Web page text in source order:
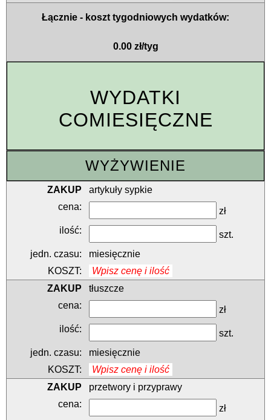
Łącznie - koszt tygodniowych wydatków:
0.00 zł/tyg
WYDATKI
COMIESIĘCZNE
WYŻYWIENIE
artykuły sypkie
zł
szt.
miesięcznie
Wpisz cenę i ilość
tłuszcze
zł
szt.
miesięcznie
Wpisz cenę i ilość
przetwory i przyprawy
zł